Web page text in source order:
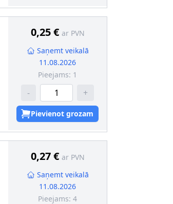
0,25 € ar PVN
Saņemt veikalā
11.08.2026
Pieejams: 1
- +
Pievienot grozam
0,27 € ar PVN
Saņemt veikalā
11.08.2026
Pieejams: 4